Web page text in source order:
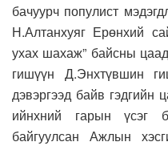
бачуурч популист
Н.Алтанхуяг Ерөнхий
ухах шахаж” байсны
гишүүн Д.Энхтүвшин
дэвэргээд байв гэдгийн
ийнхний гарын үсэг
байгуулсан Ажлын